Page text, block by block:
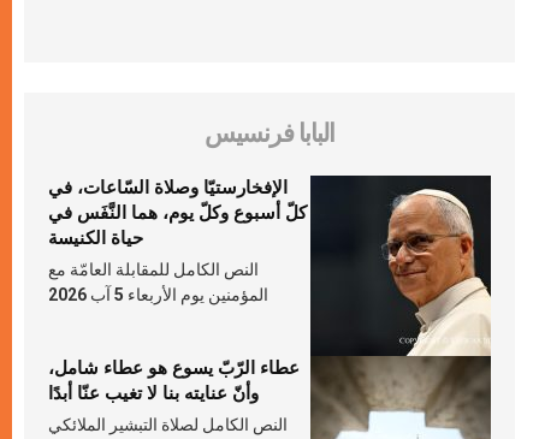
البابا فرنسيس
الإفخارستيّا وصلاة السّاعات، في
كلّ أسبوع وكلّ يوم، هما النَّفَس في
حياة الكنيسة
النص الكامل للمقابلة العامّة مع
المؤمنين يوم الأربعاء 5 آب 2026
عطاء الرّبّ يسوع هو عطاء شامل،
وأنّ عنايته بنا لا تغيب عنّا أبدًا
النص الكامل لصلاة التبشير الملائكي